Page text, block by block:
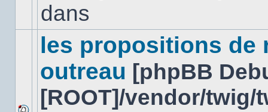
sujet.
dans
les propositions de
outreau [phpBB
[ROOT]/vendor/